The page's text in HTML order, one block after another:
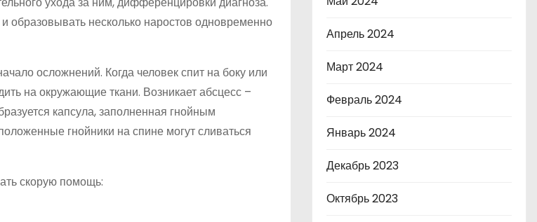
образовывать несколько наростов одновременно
осложнений. Когда человек спит на боку или
на окружающие ткани. Возникает абсцесс –
капсула, заполненная гнойным
гнойники на спине могут сливаться
скорую помощь:
Апрель 2024
Март 2024
Февраль 2024
Январь 2024
Декабрь 2023
Октябрь 2023